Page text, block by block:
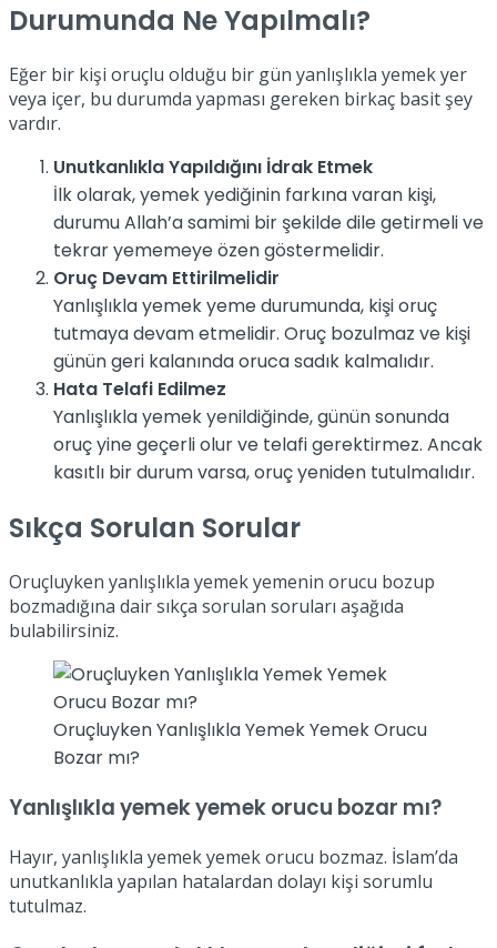
Durumunda Ne Yapılmalı?
Eğer bir kişi oruçlu olduğu bir gün yanlışlıkla yemek yer
veya içer, bu durumda yapması gereken birkaç basit şey
vardır.
Unutkanlıkla Yapıldığını İdrak Etmek
İlk olarak, yemek yediğinin farkına varan kişi,
durumu Allah’a samimi bir şekilde dile getirmeli ve
tekrar yememeye özen göstermelidir.
Oruç Devam Ettirilmelidir
Yanlışlıkla yemek yeme durumunda, kişi oruç
tutmaya devam etmelidir. Oruç bozulmaz ve kişi
günün geri kalanında oruca sadık kalmalıdır.
Hata Telafi Edilmez
Yanlışlıkla yemek yenildiğinde, günün sonunda
oruç yine geçerli olur ve telafi gerektirmez. Ancak
kasıtlı bir durum varsa, oruç yeniden tutulmalıdır.
Sıkça Sorulan Sorular
Oruçluyken yanlışlıkla yemek yemenin orucu bozup
bozmadığına dair sıkça sorulan soruları aşağıda
bulabilirsiniz.
Oruçluyken Yanlışlıkla Yemek Yemek Orucu
Bozar mı?
Yanlışlıkla yemek yemek orucu bozar mı?
Hayır, yanlışlıkla yemek yemek orucu bozmaz. İslam’da
unutkanlıkla yapılan hatalardan dolayı kişi sorumlu
tutulmaz.